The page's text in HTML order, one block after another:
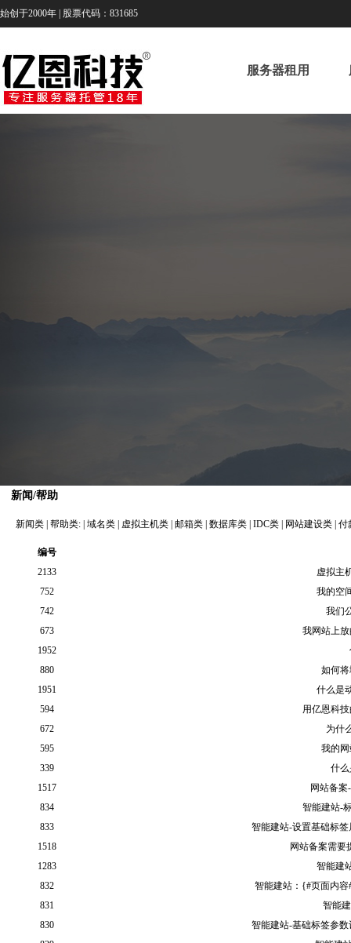
始创于2000年 | 股票代码：831685
服务器租用
新闻/帮助
新闻类 帮助类: 域名类 虚拟主机类 邮箱类 数据库类 IDC类 网站建设类 付
编号
2133
虚拟主
752
我的空
742
我们
673
我网站上
1952
880
如何
1951
什么是
594
用亿恩科
672
为什
595
我的
339
什
1517
网站备
834
智能建站-
833
智能建站-设置基础标
1518
网站备案需要
1283
智能建
832
智能建站：{#页面内
831
智能
830
智能建站-基础标签参